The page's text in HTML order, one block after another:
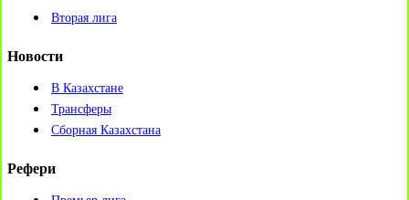
Вторая лига
Новости
В Казахстане
Трансферы
Сборная Казахстана
Рефери